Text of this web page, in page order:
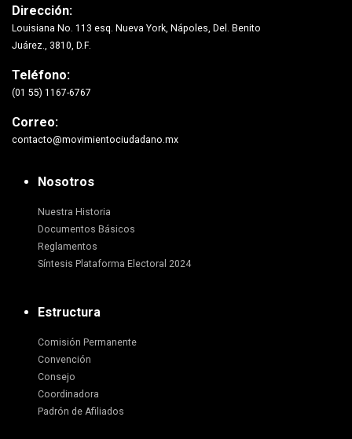
Dirección:
Louisiana No. 113 esq. Nueva York, Nápoles, Del. Benito
Juárez., 3810, D.F.
Teléfono:
(01 55) 1167-6767
Correo:
contacto@movimientociudadano.mx
Nosotros
Nuestra Historia
Documentos Básicos
Reglamentos
Síntesis Plataforma Electoral 2024
Estructura
Comisión Permanente
Convención
Consejo
Coordinadora
Padrón de Afiliados